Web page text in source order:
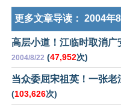
更多文章导读： 2004年
高层小道！江临时取消
2004/8/22 (47,952次)
当众委屈宋祖英！一张
(103,626次)